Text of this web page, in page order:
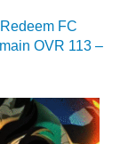
FC
OVR 113 –